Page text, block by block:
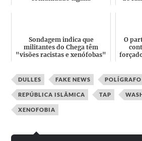
Sondagem indica que
militantes do Chega têm
"visões racistas e xenófobas"
O
DULLES FAKE NEWS POLÍGRAFO
REPÚBLICA ISLÂMICA TAP
XENOFOBIA